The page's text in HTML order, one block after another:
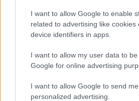
I want to allow Google to enable
related to advertising like cookies
device identifiers in apps.
I want to allow my user data to
Google for online advertising
I want to allow Google to send me
personalized advertising.
Népszerű